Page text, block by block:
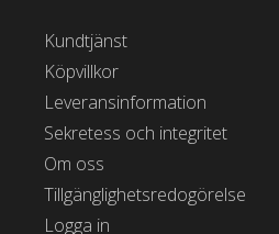
Kundtjänst
Köpvillkor
Leveransinformation
Sekretess och integritet
Om oss
Tillgänglighetsredogörelse
Logga in